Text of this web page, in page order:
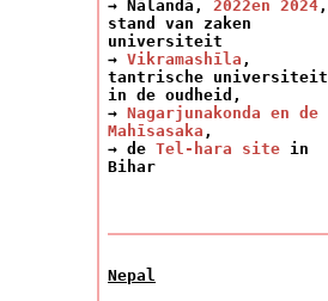
→ Nālandā, 2022en 2024,
stand van zaken
universiteit
→ Vikramashīla ,
tantrische universiteit
in de oudheid,
→ Nagarjunakonda en de
Mahīsasaka ,
→ de Tel-hara site in
Bihar
Nepal